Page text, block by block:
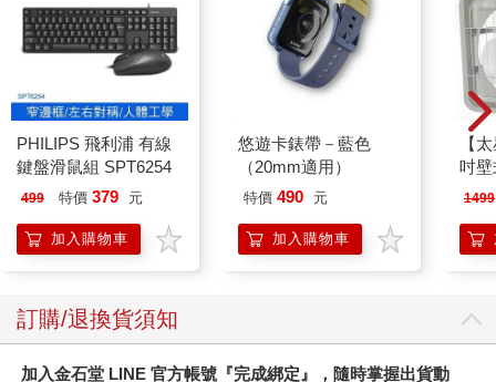
婚之後會進入怎樣的狀態，所以他在婚後的那段時間可以用「水
深火熱」來形容。
他後來深有體會地笑談，當初的誓言應該是這樣的才對：「我發
誓在結婚以後，會給你帶來難以想像的痛苦，導致你對我說出連
黑社會老大聽了都會嚇到的話，並且讓你後悔遇見我、嫁給我。
而當你對我做出同樣的事情時，我會用一個三歲小孩的承受度來
回應，並且用急性子、壞脾氣，甚至冷漠來當作我的武器。而且
在這個時候我永遠也不會想起來，當初我們結婚的時候，我們只
唯一的快樂源泉，你最好也是這樣。到最後，如果我們沒有離
婚、如果你運氣好的話，我才可能會成長一點，並且瞭解到親密
倘若在結婚前，我們每個人都能夠預見到會出現這種情況，那麼
有多少人還有勇氣踏入婚姻的殿堂呢？
我個人認為，婚姻當中固然有精采時刻，也定然會有低潮時期，
PHILIPS 飛利浦 有線
鍵盤滑鼠組 SPT6254
499 特價 379 元
加入購物車
悠遊卡錶帶－藍色
（20mm適用）
特價 490 元
加入購物車
【
吋
機)
1499
訂購/退換貨須知
加入金石堂 LINE 官方帳號『完成綁定』，隨時掌握出貨動